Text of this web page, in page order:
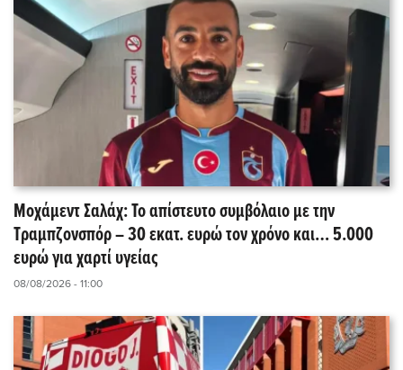
Μοχάμεντ Σαλάχ: Το απίστευτο συμβόλαιο με την
Τραμπζονσπόρ – 30 εκατ. ευρώ τον χρόνο και… 5.000
ευρώ για χαρτί υγείας
08/08/2026 - 11:00